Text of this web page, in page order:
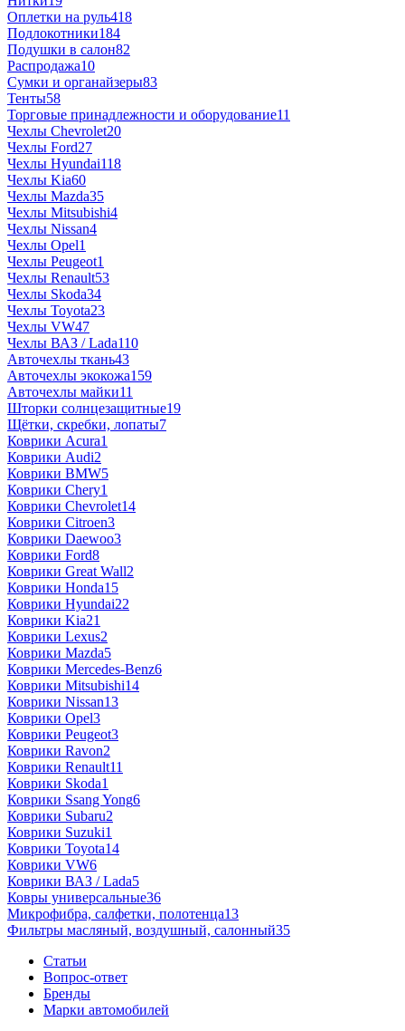
Оплетки на руль418
Подлокотники184
Подушки в салон82
Распродажа10
Сумки и органайзеры83
Тенты58
Торговые принадлежности и оборудование11
Чехлы Chevrolet20
Чехлы Ford27
Чехлы Hyundai118
Чехлы Kia60
Чехлы Mazda35
Чехлы Mitsubishi4
Чехлы Nissan4
Чехлы Opel1
Чехлы Peugeot1
Чехлы Renault53
Чехлы Skoda34
Чехлы Toyota23
Чехлы VW47
Чехлы ВАЗ / Lada110
Авточехлы ткань43
Авточехлы экокожа159
Авточехлы майки11
Шторки солнцезащитные19
Щётки, скребки, лопаты7
Коврики Acura1
Коврики Audi2
Коврики BMW5
Коврики Chery1
Коврики Chevrolet14
Коврики Citroen3
Коврики Daewoo3
Коврики Ford8
Коврики Great Wall2
Коврики Honda15
Коврики Hyundai22
Коврики Kia21
Коврики Lexus2
Коврики Mazda5
Коврики Mercedes-Benz6
Коврики Mitsubishi14
Коврики Nissan13
Коврики Opel3
Коврики Peugeot3
Коврики Ravon2
Коврики Renault11
Коврики Skoda1
Коврики Ssang Yong6
Коврики Subaru2
Коврики Suzuki1
Коврики Toyota14
Коврики VW6
Коврики ВАЗ / Lada5
Ковры универсальные36
Микрофибра, салфетки, полотенца13
Фильтры масляный, воздушный, салонный35
Статьи
Вопрос-ответ
Бренды
Марки автомобилей